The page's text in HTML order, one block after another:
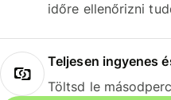
időre ellenőrizni
Teljesen ingyenes
Töltsd le